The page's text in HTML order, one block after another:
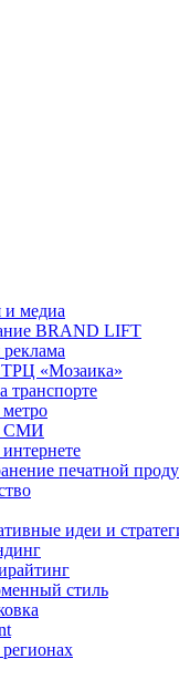
и медиа
BRAND LIFT
«Мозаика»
транспорте
СМИ
печатной
идеи и
стиль